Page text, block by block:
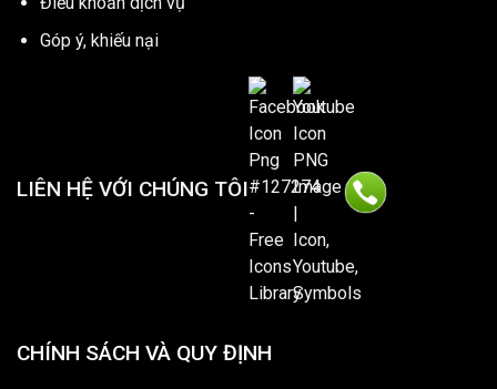
Góp ý, khiếu nại
LIÊN HỆ VỚI CHÚNG TÔI
CHÍNH SÁCH VÀ QUY ĐỊNH